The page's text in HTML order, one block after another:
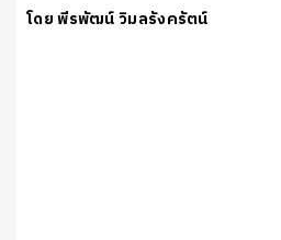
โดย พีรพัฒน์ วิมลรังครัตน์